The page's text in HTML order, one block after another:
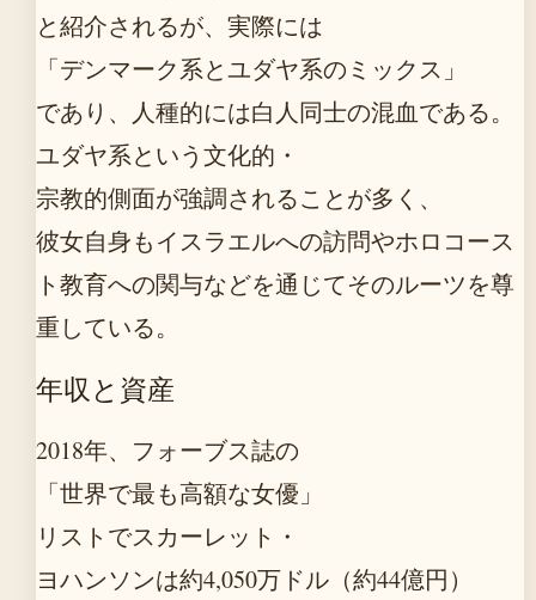
と紹介されるが、実際には
「デンマーク系とユダヤ系のミックス」
であり、人種的には白人同士の混血である。
ユダヤ系という文化的・
宗教的側面が強調されることが多く、
彼女自身もイスラエルへの訪問やホロコース
ト教育への関与などを通じてそのルーツを尊
重している。
年収と資産
2018年、フォーブス誌の
「世界で最も高額な女優」
リストでスカーレット・
ヨハンソンは約4,050万ドル（約44億円）